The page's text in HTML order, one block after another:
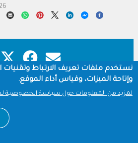
Footer
نستخدم ملفات تعريف الارتباط وتقنيات
وإتاحة الميزات، وقياس أداء الموقع.
لمزيد من المعلومات حول سياسة الخصوصية